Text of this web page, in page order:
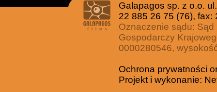
Galapagos sp. z o.o.
22 885 26 75 (76),
Oznaczenie sądu: Sąd
Gospodarczy
0000280546,
Ochrona prywatności
Projekt i wykonanie: